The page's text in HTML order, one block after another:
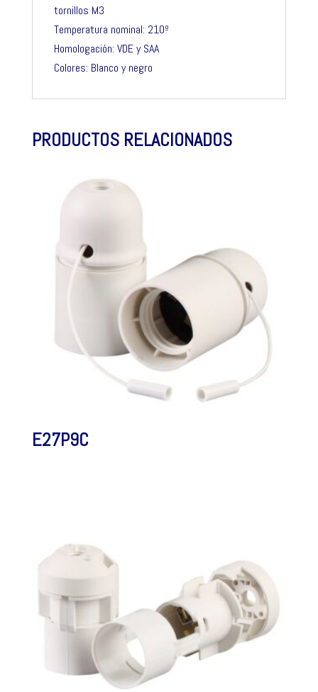
tornillos M3
Temperatura nominal: 210º
Homologación: VDE y SAA
Colores: Blanco y negro
PRODUCTOS RELACIONADOS
E27P9C